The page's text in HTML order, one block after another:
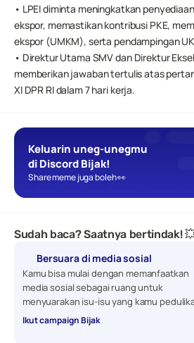
• LPEI diminta meningkatkan
ekspor, memastikan kontribusi PKE,
ekspor (UMKM), serta pendampingan
• Direktur Utama SMV dan Direktur
memberikan jawaban tertulis atas
XI DPR RI dalam 7 hari kerja.
Keluarin uneg-unegmu
di Discord Bijak!
Share meme juga boleh 👀
Sudah baca? Saatnya bertindak!
Bersuara di media sosial
Kamu bisa mulai dengan memanfaatkan
media sosial sebagai ruang untuk
menyuarakan isu-isu yang kamu
Ikut campaign Bijak